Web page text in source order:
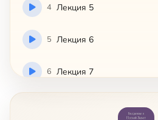
4 Лекция 5
5 Лекция 6
6 Лекция 7